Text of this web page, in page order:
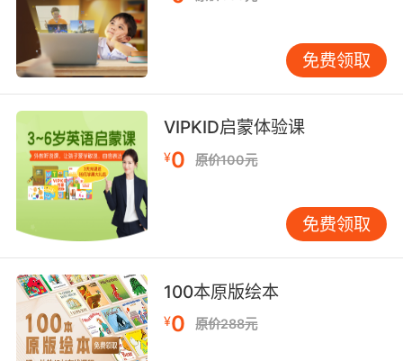
平，因为只有这样才能带领着孩子更好地融入到
英语的学习中。大家要知道的是并不是会说英语
就会教英语，因此就算是外教也需要具备专业的
知识技能，这也是家长们挑选私教的时候必须要
少儿英语私人外教哪个好第三要看私教的口语水
都比较青睐外教，但是大家要知道是并不是所有
的外教的口音都是正宗的，因为外教的口音也会
受到方言的影响，就像是我们的普通话也有标
普、川普和港普这样的区别。所以家长们一定要
免费领取
VIPKID启蒙体验课
¥0 原价100元
免费领取
100本原版绘本
¥0 原价288元